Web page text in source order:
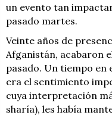
un evento tan
pasado martes.
Veinte años de
Afganistán, acabaron
pasado. Un tiempo en
era el sentimiento
cuya interpretación
sharía), les había